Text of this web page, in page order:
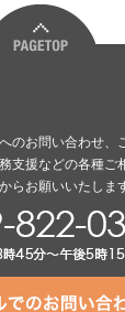
のお問い合わせ、
支援などの各種ご
らお願いいたしま